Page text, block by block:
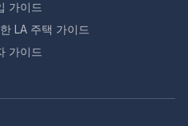
가이드
LA 주택 가이드
가이드